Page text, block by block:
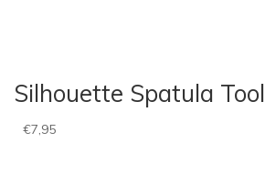
Silhouette Spatula Tool
€7,95